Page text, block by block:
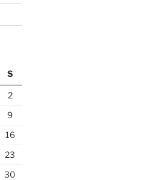
S
2
9
16
23
30